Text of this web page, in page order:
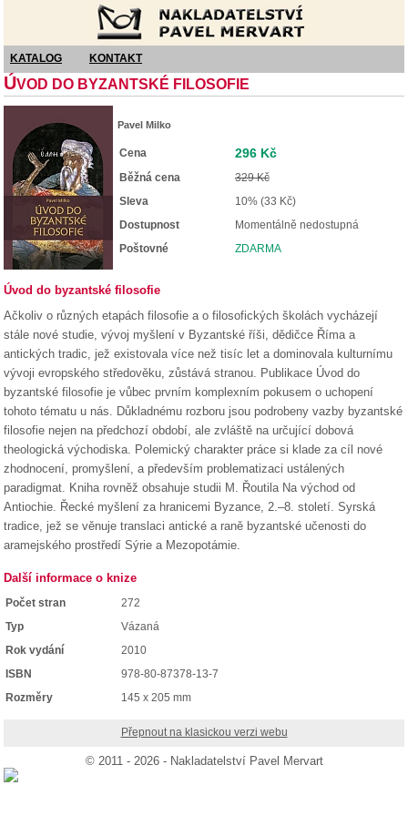
KATALOG KONTAKT
ÚVOD DO BYZANTSKÉ FILOSOFIE
Pavel Milko
Cena 296 Kč
Běžná cena
329 Kč
Sleva
10% (33 Kč)
Dostupnost
Momentálně nedostupná
Poštovné
ZDARMA
Úvod do byzantské filosofie
Ačkoliv o různých etapách filosofie a o filosofických školách vycházejí
stále nové studie, vývoj myšlení v Byzantské říši, dědičce Říma a
antických tradic, jež existovala více než tisíc let a dominovala kulturnímu
vývoji evropského středověku, zůstává stranou. Publikace Úvod do
byzantské filosofie je vůbec prvním komplexním pokusem o uchopení
tohoto tématu u nás. Důkladnému rozboru jsou podrobeny vazby byzantské
filosofie nejen na předchozí období, ale zvláště na určující dobová
theologická východiska. Polemický charakter práce si klade za cíl nové
zhodnocení, promyšlení, a především problematizaci ustálených
paradigmat. Kniha rovněž obsahuje studii M. Řoutila Na východ od
Antiochie. Řecké myšlení za hranicemi Byzance, 2.–8. století. Syrská
tradice, jež se věnuje translaci antické a raně byzantské učenosti do
aramejského prostředí Sýrie a Mezopotámie.
Další informace o knize
Počet stran
272
Typ
Vázaná
Rok vydání
2010
ISBN
978-80-87378-13-7
Rozměry
145 x 205 mm
Přepnout na klasickou verzi webu
© 2011 - 2026 - Nakladatelství Pavel Mervart